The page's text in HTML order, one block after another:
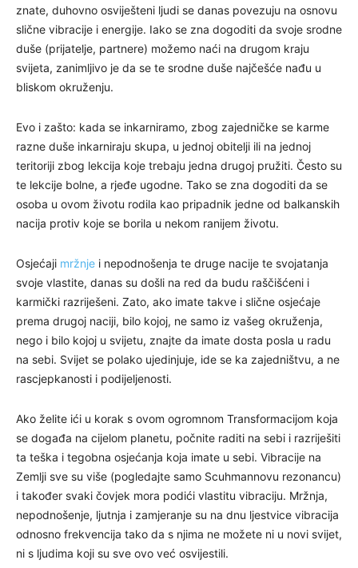
znate, duhovno osviješteni ljudi se danas povezuju na osnovu
slične vibracije i energije. Iako se zna dogoditi da svoje srodne
duše (prijatelje, partnere) možemo naći na drugom kraju
svijeta, zanimljivo je da se te srodne duše najčešće nađu u
bliskom okruženju.
Evo i zašto: kada se inkarniramo, zbog zajedničke se karme
razne duše inkarniraju skupa, u jednoj obitelji ili na jednoj
teritoriji zbog lekcija koje trebaju jedna drugoj pružiti. Često su
te lekcije bolne, a rjeđe ugodne. Tako se zna dogoditi da se
osoba u ovom životu rodila kao pripadnik jedne od balkanskih
nacija protiv koje se borila u nekom ranijem životu.
Osjećaji mržnje i nepodnošenja te druge nacije te svojatanja
svoje vlastite, danas su došli na red da budu raščišćeni i
karmički razriješeni. Zato, ako imate takve i slične osjećaje
prema drugoj naciji, bilo kojoj, ne samo iz vašeg okruženja,
nego i bilo kojoj u svijetu, znajte da imate dosta posla u radu
na sebi. Svijet se polako ujedinjuje, ide se ka zajedništvu, a ne
rascjepkanosti i podijeljenosti.
Ako želite ići u korak s ovom ogromnom Transformacijom koja
se događa na cijelom planetu, počnite raditi na sebi i razriješiti
ta teška i tegobna osjećanja koja imate u sebi. Vibracije na
Zemlji sve su više (pogledajte samo Scuhmannovu rezonancu)
i također svaki čovjek mora podići vlastitu vibraciju. Mržnja,
nepodnošenje, ljutnja i zamjeranje su na dnu ljestvice vibracija
odnosno frekvencija tako da s njima ne možete ni u novi svijet,
ni s ljudima koji su sve ovo već osvijestili.